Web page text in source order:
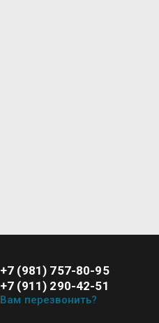
+7 (981) 757-80-95
+7 (911) 290-42-51
Вам перезвонить?